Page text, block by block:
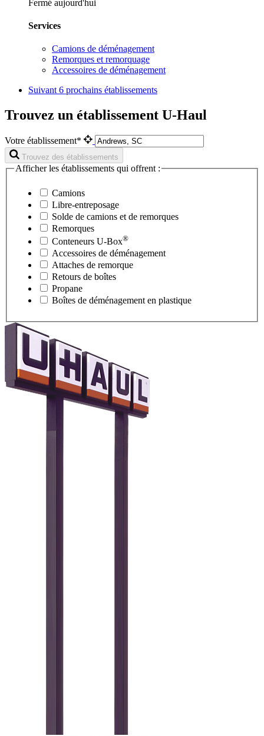
Fermé aujourd'hui
Services
Camions de déménagement
Remorques et remorquage
Accessoires de déménagement
Suivant 6 prochains établissements
Trouvez un établissement U-Haul
Votre établissement*
Trouvez des établissements
Afficher les établissements qui offrent :
Camions
Libre-entreposage
Solde de camions et de remorques
Remorques
Conteneurs U-Box®
Accessoires de déménagement
Attaches de remorque
Retours de boîtes
Propane
Boîtes de déménagement en plastique